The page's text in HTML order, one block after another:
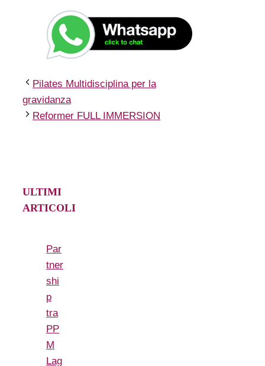
Pilates Multidisciplina per la
gravidanza
Reformer FULL IMMERSION
ULTIMI
ARTICOLI
Par
tner
shi
p
tra
PP
M
Lag